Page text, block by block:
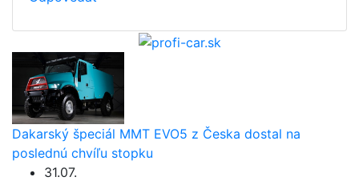
Dakarský špeciál MMT EVO5 z Česka dostal na
poslednú chvíľu stopku
31.07.